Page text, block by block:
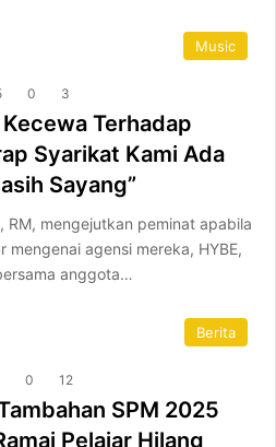
Music
0 3
Kecewa Terhadap
Syarikat Kami Ada
Sayang”
RM, mengejutkan peminat apabila
mengenai agensi mereka, HYBE,
anggota…
Berita
0 12
SPM 2025
Pelajar Hilang